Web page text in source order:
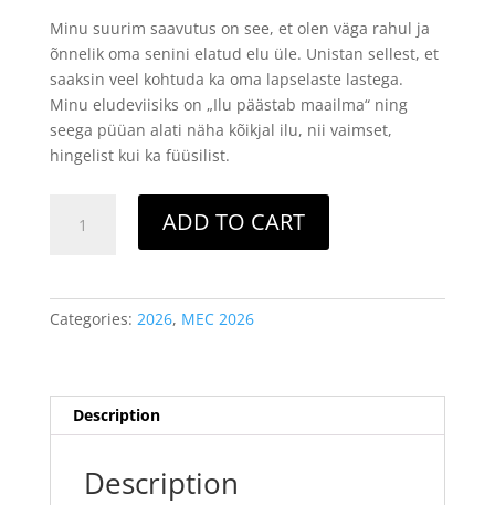
Minu suurim saavutus on see, et olen väga rahul ja
õnnelik oma senini elatud elu üle. Unistan sellest, et
saaksin veel kohtuda ka oma lapselaste lastega.
Minu eludeviisiks on „Ilu päästab maailma“ ning
seega püüan alati näha kõikjal ilu, nii vaimset,
hingelist kui ka füüsilist.
Estonia
LARISA
ADD TO CART
Categories: 2026, MEC 2026
Description
Description